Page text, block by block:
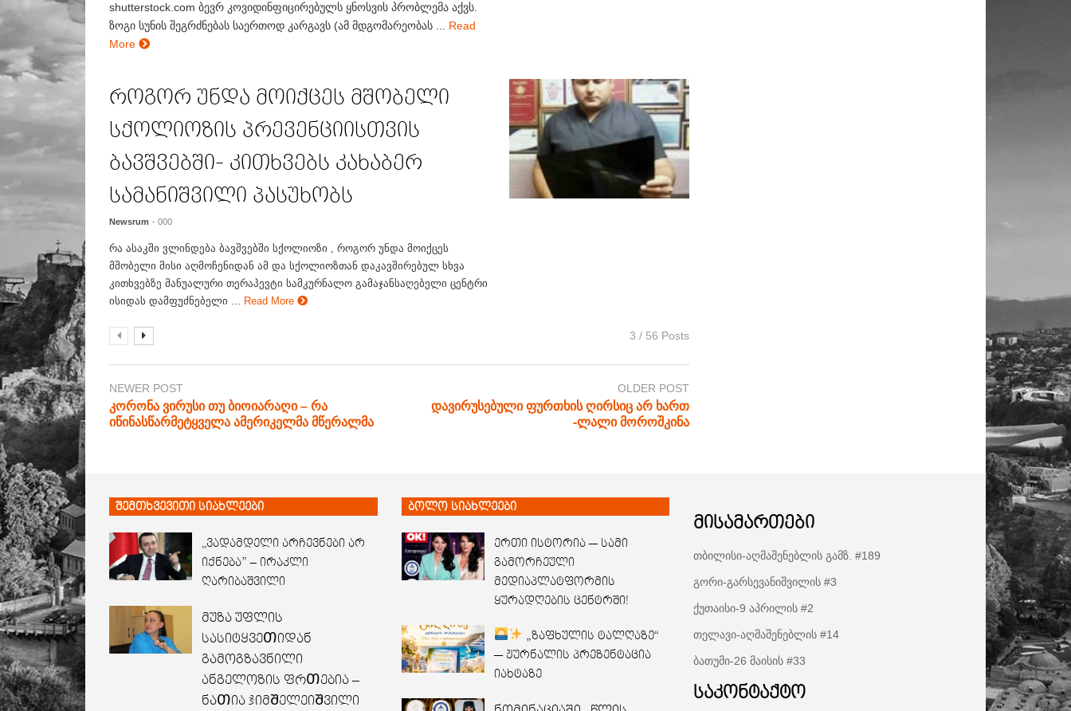
shutterstock.com ბევრ კოვიდინფიცირებულს ყნოსვის პრობლემა აქვს.
ზოგი სუნის შეგრძნებას საერთოდ კარგავს (ამ მდგომარეობას ...
Read
More
როგორ უნდა მოიქცეს მშობელი
სქოლიოზის პრევენციისთვის
ბავშვებში- კითხვებს კახაბერ
სამანიშვილი პასუხობს
Newsrum - 000
რა ასაკში ვლინდება ბავშვებში სქოლიოზი , როგორ უნდა მოიქცეს
მშობელი მისი აღმოჩენიდან ამ და სქოლიოზთან დაკავშირებულ სხვა
კითხვებზე მანუალური თერაპევტი სამკურნალო გამაჯანსაღებელი ცენტრი
ისიდას დამფუძნებელი ...
Read More
3 / 56 Posts
NEWER POST
კორონა ვირუსი თუ ბიოიარაღი – რა
იწინასწარმეტყველა ამერიკელმა მწერალმა
OLDER POST
დავირუსებული ფურთხის ღირსიც არ ხართ
-ლალი მოროშკინა
შემთხვევითი სიახლეები
,,ვადამდელი არჩევნები არ
იქნება” – ირაკლი
ღარიბაშვილი
მუზა უფლის
სასიტყვეᲗიდან
გამოგზავნილი
ანგელოზის ფრᲗებია –
ნაᲗია ჯიმᲨელეიᲨვილი
ბოლო სიახლეები
ერთი ისტორია — სამი
გამორჩეული
მედიაპლატფორმის
ყურადღების ცენტრში!
„ზაფხულის ტალღაზე“
— ჟურნალის პრეზენტაცია
იახტაზე
მისამართები
თბილისი-აღმაშენებლის გამზ. #189
გორი-გარსევანიშვილის #3
ქუთაისი-9 აპრილის #2
თელავი-აღმაშენებლის #14
ბათუმი-26 მაისის #33
საკონტაქტო